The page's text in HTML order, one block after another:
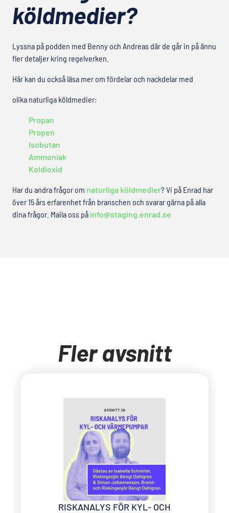
köldmedier?
Lyssna på podden med Benny och Andreas där de går in på ännu
fler detaljer kring regelverken.
Här kan du också läsa mer om fördelar och nackdelar med
olika naturliga köldmedier:
Propan
Propen
Isobutan
Ammoniak
Koldioxid
Har du andra frågor om naturliga köldmedier? Vi på Enrad har
över 15 års erfarenhet från branschen och svarar gärna på alla
dina frågor. Maila oss på info@staging.enrad.se
Fler avsnitt
RISKANALYS FÖR KYL- OCH